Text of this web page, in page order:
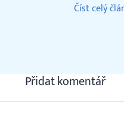
Číst celý
Přidat komentář